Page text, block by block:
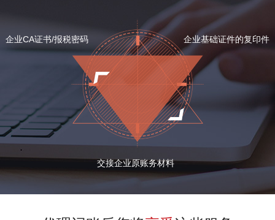
企业CA证书/报税密码 企业基础证件的复印件
交接企业原账务材料